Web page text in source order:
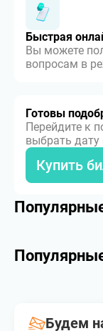
Быстрая
Вы можете
вопросам в
Готовы
Перейдите к
выбрать дату
Купить
Будем